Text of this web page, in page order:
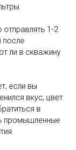
1-2
после
ли в скважину
если вы
вкус, цвет
в
промышленные